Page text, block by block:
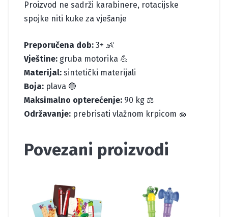
Proizvod ne sadrži karabinere, rotacijske
spojke niti kuke za vješanje
Preporučena dob: 3+ 👶
Vještine: gruba motorika 💪
Materijal: sintetički materijali
Boja: plava 🔵
Maksimalno opterećenje: 90 kg ⚖️
Održavanje: prebrisati vlažnom krpicom 🧽
Povezani proizvodi